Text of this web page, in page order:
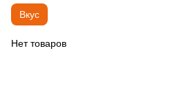
Вкус
Нет товаров